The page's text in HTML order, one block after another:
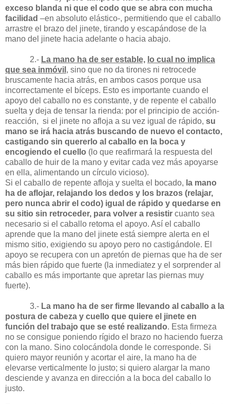
exceso blanda ni que el codo que se abra con mucha
facilidad –en absoluto elástico-, permitiendo que el caballo
arrastre el brazo del jinete, tirando y escapándose de la
mano del jinete hacia adelante o hacia abajo.
2.- La mano ha de ser estable, lo cual no implica
que sea inmóvil , sino que no da tirones ni retrocede
bruscamente hacia atrás, en ambos casos porque usa
incorrectamente el bíceps. Esto es importante cuando el
apoyo del caballo no es constante, y de repente el caballo
suelta y deja de tensar la rienda: por el principio de acción-
reacción, si el jinete no afloja a su vez igual de rápido, su
mano se irá hacia atrás buscando de nuevo el contacto,
castigando sin quererlo al caballo en la boca y
encogiendo el cuello (lo que reafirmará la respuesta del
caballo de huir de la mano y evitar cada vez más apoyarse
en ella, alimentando un círculo vicioso).
Si el caballo de repente afloja y suelta el bocado, la mano
ha de aflojar, relajando los dedos y los brazos (relajar,
pero nunca abrir el codo) igual de rápido y quedarse en
su sitio sin retroceder, para volver a resistir cuanto sea
necesario si el caballo retoma el apoyo. Así el caballo
aprende que la mano del jinete está siempre alerta en el
mismo sitio, exigiendo su apoyo pero no castigándole. El
apoyo se recupera con un apretón de piernas que ha de ser
más bien rápido que fuerte (la inmediatez y el sorprender al
caballo es más importante que apretar las piernas muy
fuerte).
3.- La mano ha de ser firme llevando al caballo a la
postura de cabeza y cuello que quiere el jinete en
función del trabajo que se esté realizando. Esta firmeza
no se consigue poniendo rígido el brazo no haciendo fuerza
con la mano. Sino colocándola donde le corresponde. Si
quiero mayor reunión y acortar el aire, la mano ha de
elevarse verticalmente lo justo; si quiero alargar la mano
desciende y avanza en dirección a la boca del caballo lo
justo.